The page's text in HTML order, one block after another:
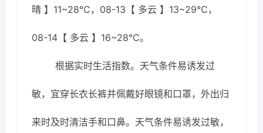
晴 】11~28℃，08-13【 多云 】13~29℃，
08-14【 多云 】16~28℃。
根据实时生活指数。天气条件易诱发过
敏，宜穿长衣长裤并佩戴好眼镜和口罩，外出归
来时及时清洁手和口鼻。天气条件易诱发过敏，